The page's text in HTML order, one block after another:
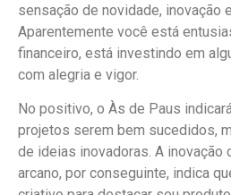
sensação de novidade, inovação
Aparentemente você está
financeiro, está investindo em
com alegria e vigor.
No positivo, o Às de Paus
projetos serem bem sucedidos,
de ideias inovadoras. A inovação
arcano, por conseguinte, indica